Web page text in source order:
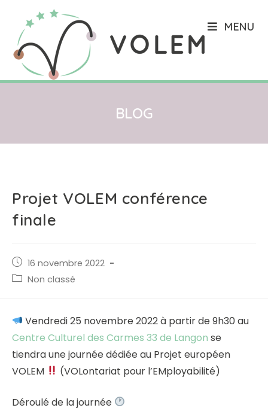
content
MENU
BLOG
Projet VOLEM conférence
finale
Post
published:
16 novembre 2022
PostNon classé
Vendredi 25 novembre 2022 à partir de 9h30 au
Centre Culturel des Carmes 33 de Langon se
tiendra une journée dédiée au Projet européen
VOLEM
(VOLontariat pour l’EMployabilité)
Déroulé de la journée